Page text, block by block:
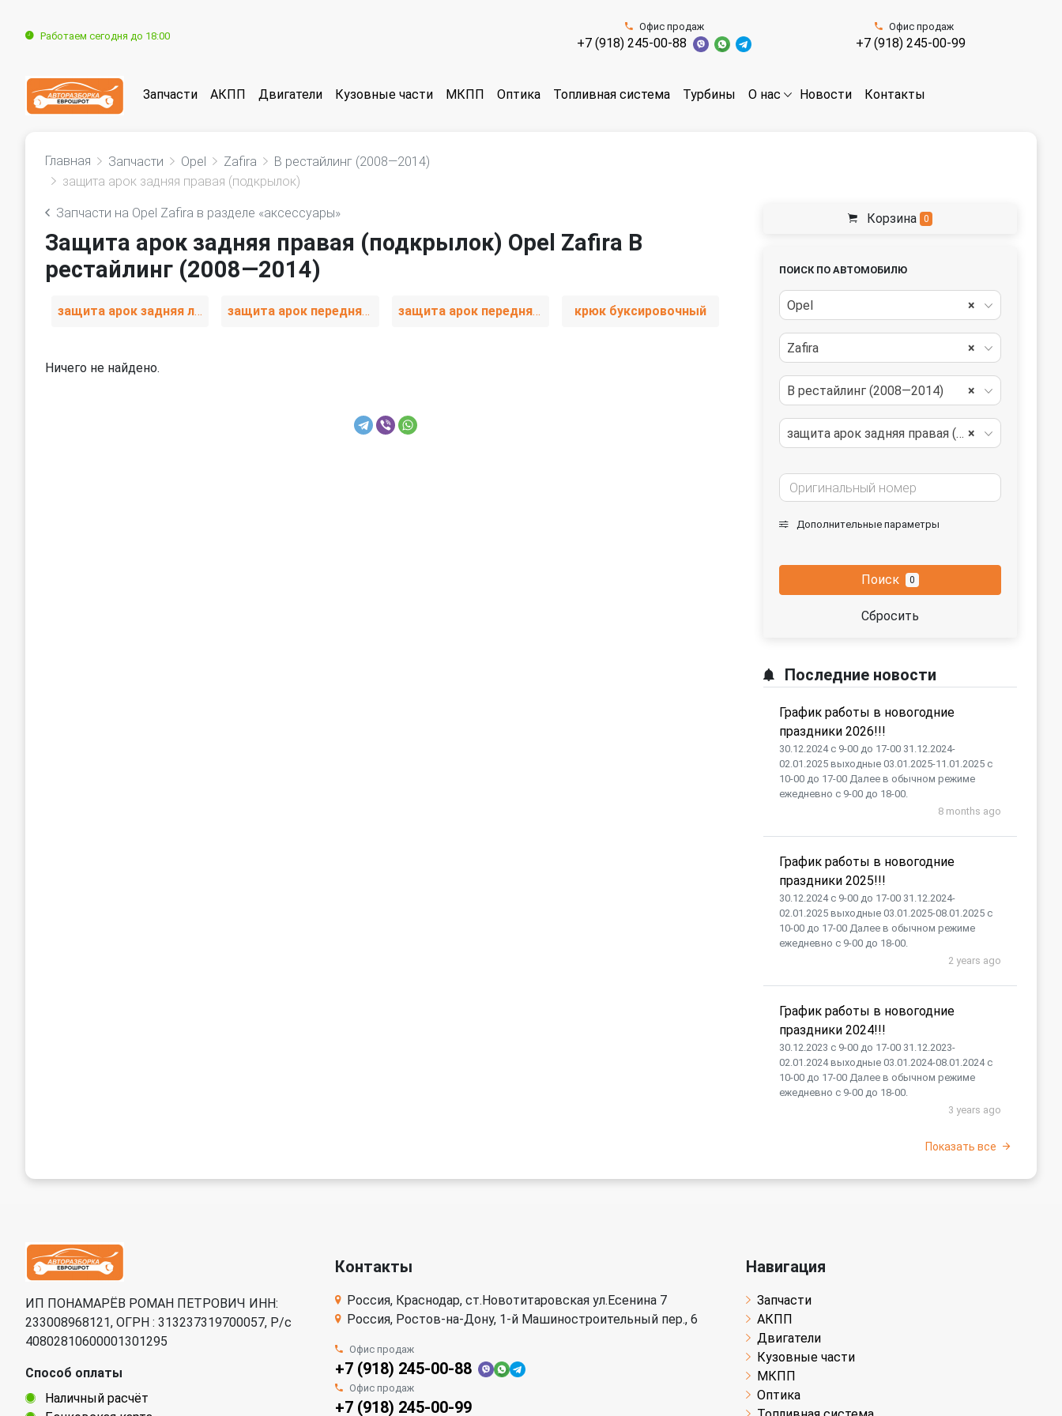
Работаем сегодня до 18:00
Офис продаж
+7 (918) 245-00-88
Офис продаж
+7 (918) 245-00-99
Запчасти АКПП Двигатели Кузовные части МКПП Оптика Топливная система Турбины О нас Новости Контакты
Главная Запчасти Opel Zafira
B рестайлинг (2008—2014)
защита арок задняя правая (подкрылок)
Запчасти на Opel Zafira в разделе «аксессуары»
Защита арок задняя правая (подкрылок) Opel Zafira B
рестайлинг (2008—2014)
защита арок задняя левая (подкрылок) защита арок передняя левая (подкрылок) защита арок передняя правая (подкрылок) крюк буксировочный
Ничего не найдено.
Корзина 0
ПОИСК ПО АВТОМОБИЛЮ
×
Opel
×
Zafira
×
B рестайлинг (2008—2014)
×
защита арок задняя правая (подкрылок)
Дополнительные параметры
Поиск 0
Сбросить
Последние новости
График работы в новогодние
праздники 2026!!!
30.12.2024 с 9-00 до 17-00 31.12.2024-
02.01.2025 выходные 03.01.2025-11.01.2025 с
10-00 до 17-00 Далее в обычном режиме
ежедневно с 9-00 до 18-00.
8 months ago
График работы в новогодние
праздники 2025!!!
30.12.2024 с 9-00 до 17-00 31.12.2024-
02.01.2025 выходные 03.01.2025-08.01.2025 с
10-00 до 17-00 Далее в обычном режиме
ежедневно с 9-00 до 18-00.
2 years ago
График работы в новогодние
праздники 2024!!!
30.12.2023 с 9-00 до 17-00 31.12.2023-
02.01.2024 выходные 03.01.2024-08.01.2024 с
10-00 до 17-00 Далее в обычном режиме
ежедневно с 9-00 до 18-00.
3 years ago
Показать все
ИП ПОНАМАРЁВ РОМАН ПЕТРОВИЧ ИНН:
233008968121, ОГРН : 313237319700057, Р/c
40802810600001301295
Способ оплаты
Наличный расчёт
Контакты
Россия, Краснодар, ст.Новотитаровская ул.Есенина 7
Россия, Ростов-на-Дону, 1-й Машиностроительный пер., 6
Офис продаж
+7 (918) 245-00-88
Офис продаж
+7 (918) 245-00-99
Навигация
Запчасти
АКПП
Двигатели
Кузовные части
МКПП
Оптика